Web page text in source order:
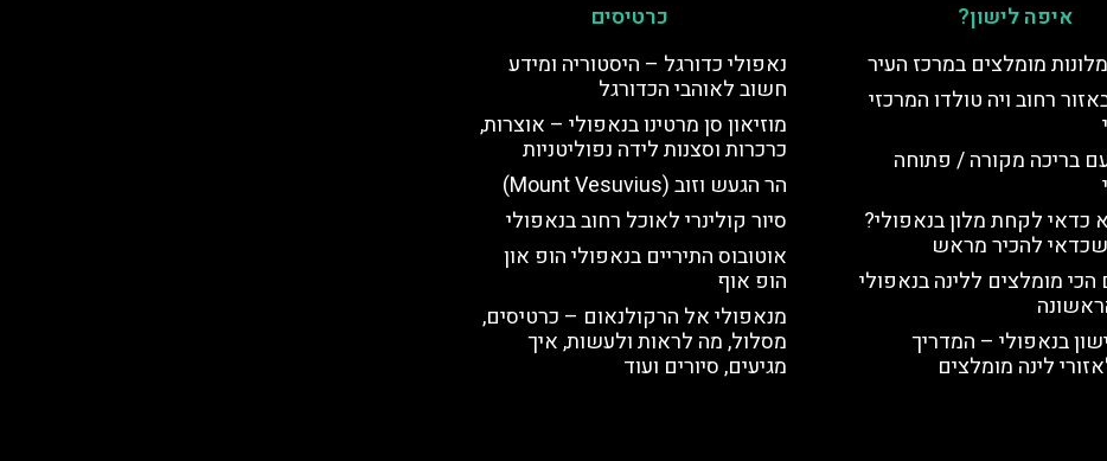
איפה לישון?
מומלצים במרכז העיר
רחוב ויה טולדו המרכזי
בריכה מקורה / פתוחה
כדאי לקחת מלון בנאפולי?
שכדאי להכיר מראש
הכי מומלצים ללינה בנאפולי
בנאפולי – המדריך
לינה מומלצים
כרטיסים
נאפולי כדורגל – היסטוריה ומידע
חשוב לאוהבי הכדורגל
מוזיאון סן מרטינו בנאפולי – אוצרות,
כרכרות וסצנות לידה נפוליטניות
הר הגעש וזוב (Mount Vesuvius)
סיור קולינרי לאוכל רחוב בנאפולי
אוטובוס התיריים בנאפולי הופ און
הופ אוף
מנאפולי אל הרקולנאום – כרטיסים,
מסלול, מה לראות ולעשות, איך
מגיעים, סיורים ועוד